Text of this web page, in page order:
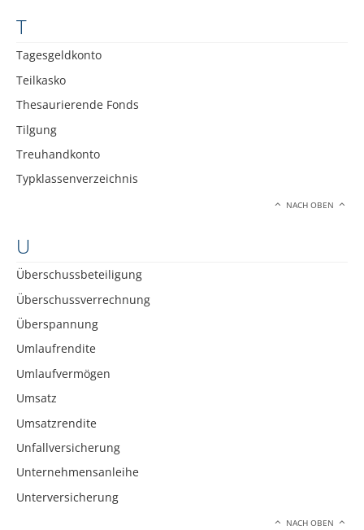
T
Tagesgeldkonto
Teilkasko
Thesaurierende Fonds
Tilgung
Treuhandkonto
Typklassenverzeichnis
NACH OBEN
U
Überschussbeteiligung
Überschussverrechnung
Überspannung
Umlaufrendite
Umlaufvermögen
Umsatz
Umsatzrendite
Unfallversicherung
Unternehmensanleihe
Unterversicherung
NACH OBEN